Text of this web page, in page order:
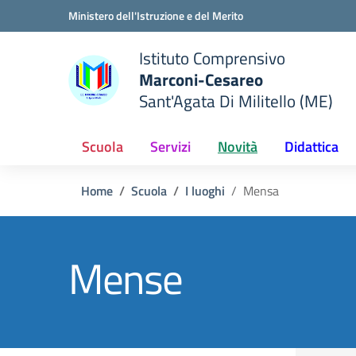
Vai ai contenuti
Vai al menu di navigazioneMinistero dell'Istruzione e del Merito
scuola
Istituto Comprensivo
Marconi-Cesareo
Sant'Agata Di Militello (ME)
Scuola Servizi Novità Didattica
Home Scuola I luoghi Mensa
Mense